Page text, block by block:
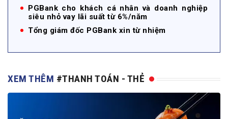
PGBank cho khách cá nhân và doanh nghiệp
siêu nhỏ vay lãi suất từ 6%/năm
Tổng giám đốc PGBank xin từ nhiệm
XEM THÊM #THANH TOÁN - THẺ